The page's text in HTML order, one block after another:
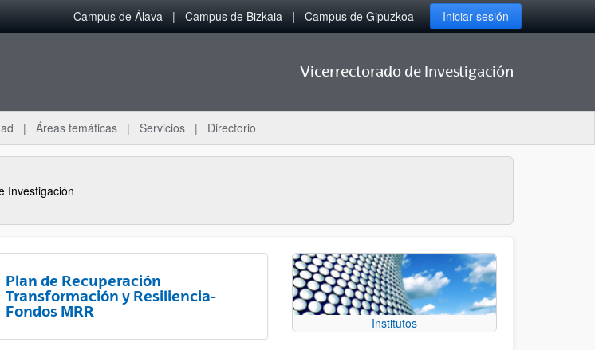
Campus de Álava Campus de Bizkaia Campus de Gipuzkoa Iniciar sesión
Vicerrectorado de Investigación
Áreas temáticas Servicios Directorio
Investigación
Plan de Recuperación
Transformación y Resiliencia-
Fondos MRR
Institutos